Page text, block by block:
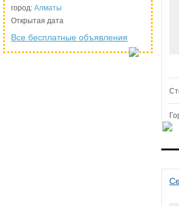
город: Алматы
Открытая дата
Все бесплатные объявления